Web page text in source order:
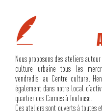
Nous proposons des ateliers
culture urbaine tous les
vendredis, au Centre culturel
également dans notre local
quartier des Carmes à Toulouse.
Ces ateliers sont ouverts à toutes